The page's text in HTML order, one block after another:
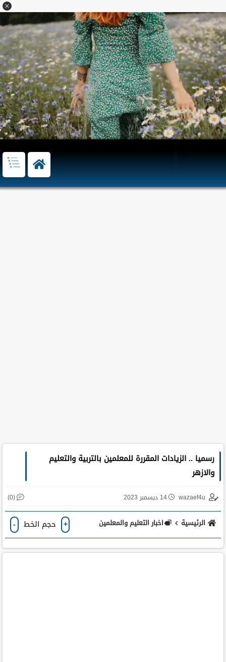
رسميا .. الزيادات المقررة للمعلمين بالتربية والتعليم
والازهر
wazaef4u 14 ديسمبر 2023 (0)
الرئيسية اخبار التعليم والمعلمين + حجم الخط -